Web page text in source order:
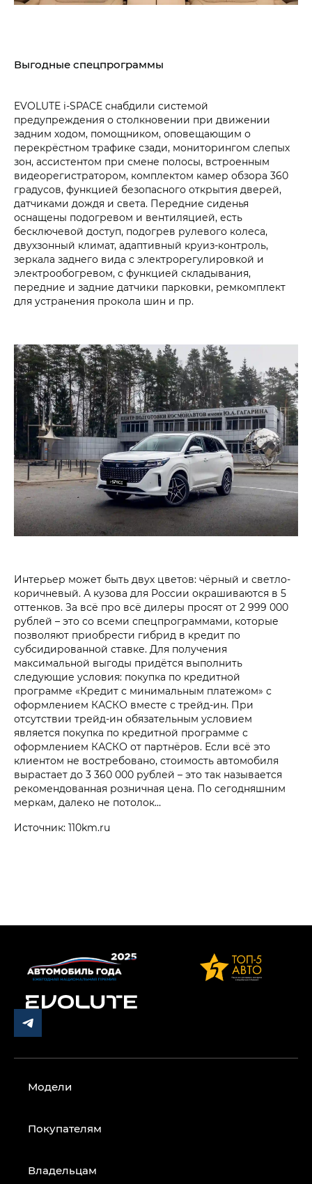
Выгодные спецпрограммы
EVOLUTE i‑SPACE снабдили системой
предупреждения о столкновении при движении
задним ходом, помощником, оповещающим о
перекрёстном трафике сзади, мониторингом слепых
зон, ассистентом при смене полосы, встроенным
видеорегистратором, комплектом камер обзора 360
градусов, функцией безопасного открытия дверей,
датчиками дождя и света. Передние сиденья
оснащены подогревом и вентиляцией, есть
бесключевой доступ, подогрев рулевого колеса,
двухзонный климат, адаптивный круиз-контроль,
зеркала заднего вида с электрорегулировкой и
электрообогревом, с функцией складывания,
передние и задние датчики парковки, ремкомплект
для устранения прокола шин и пр.
Интерьер может быть двух цветов: чёрный и светло-
коричневый. А кузова для России окрашиваются в 5
оттенков. За всё про всё дилеры просят от 2 999 000
рублей – это со всеми спецпрограммами, которые
позволяют приобрести гибрид в кредит по
субсидированной ставке. Для получения
максимальной выгоды придётся выполнить
следующие условия: покупка по кредитной
программе «Кредит с минимальным платежом» с
оформлением КАСКО вместе с трейд-ин. При
отсутствии трейд-ин обязательным условием
является покупка по кредитной программе с
оформлением КАСКО от партнёров. Если всё это
клиентом не востребовано, стоимость автомобиля
вырастает до 3 360 000 рублей – это так называется
рекомендованная розничная цена. По сегодняшним
меркам, далеко не потолок…
Источник: 110km.ru
Модели
Покупателям
Владельцам